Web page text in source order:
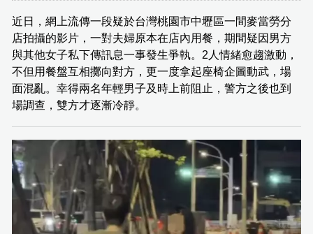
近日，網上流傳一段疑於台灣桃園市中壢區一間麥當勞分
店拍攝的影片，一對夫婦原本在店內用餐，期間疑因男方
與其他女子私下傳訊息一事發生爭執。2人情緒愈趨激動，
不但用餐盤互相擲向對方，更一度拿起座椅企圖動武，場
面混亂。幸得兩名年輕男子及時上前阻止，警方之後也到
場調查，雙方才逐漸冷靜。